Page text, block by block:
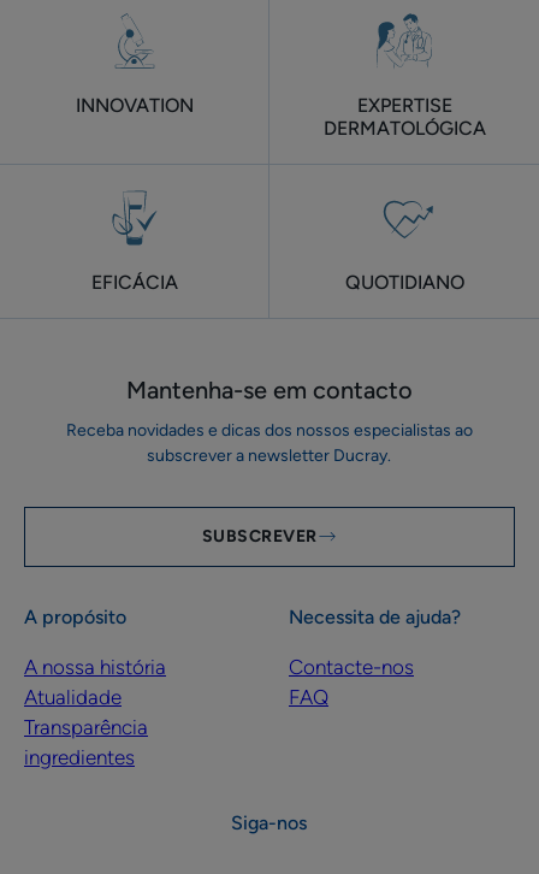
INNOVATION
EXPERTISE
DERMATOLÓGICA
EFICÁCIA QUOTIDIANO
Mantenha-se em ​contacto
Receba novidades e dicas dos nossos especialistas ao
subscrever a newsletter Ducray.
SUBSCREVER
A propósito
A nossa história
Atualidade
Transparência
ingredientes
Necessita de ajuda?
Contacte-nos
FAQ
Siga-nos